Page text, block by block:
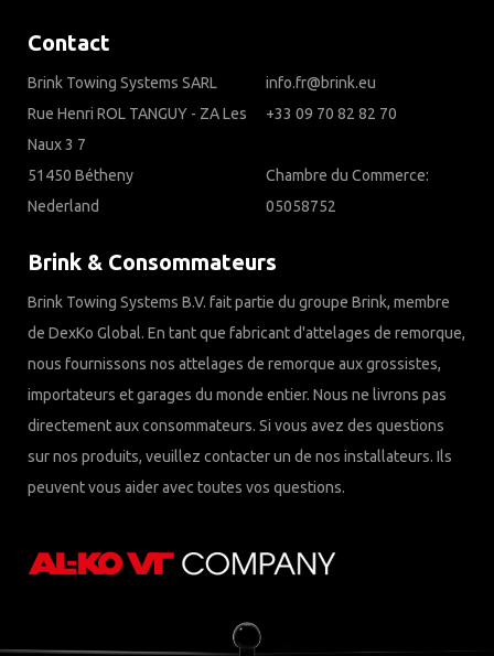
Contact
Brink Towing Systems SARL
Rue Henri ROL TANGUY - ZA Les
Naux 3 7
51450 Bétheny
Nederland
info.fr@brink.eu
+33 09 70 82 82 70
Chambre du Commerce:
05058752
Brink & Consommateurs
Brink Towing Systems B.V. fait partie du groupe Brink, membre
de DexKo Global. En tant que fabricant d'attelages de remorque,
nous fournissons nos attelages de remorque aux grossistes,
importateurs et garages du monde entier. Nous ne livrons pas
directement aux consommateurs. Si vous avez des questions
sur nos produits, veuillez contacter un de nos installateurs. Ils
peuvent vous aider avec toutes vos questions.